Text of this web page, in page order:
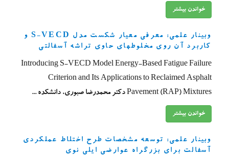
خواندن بیشتر
وبینار علمی: معرفی معیار شکست مدل­ S-VECD و
کاربرد آن روی مخلوطهای حاوی تراشه آسفالتی
Introducing S-VECD Model Energy-Based Fatigue Failure
Criterion and Its Applications to Reclaimed Asphalt
Pavement (RAP) Mixtures دکتر محمدرضا صبوری، دانشکده ...
خواندن بیشتر
وبینار علمی: توسعه مشخصات طرح اختلاط عملکردی
آسفالت برای بزرگراه عوارضی ایلی نوی